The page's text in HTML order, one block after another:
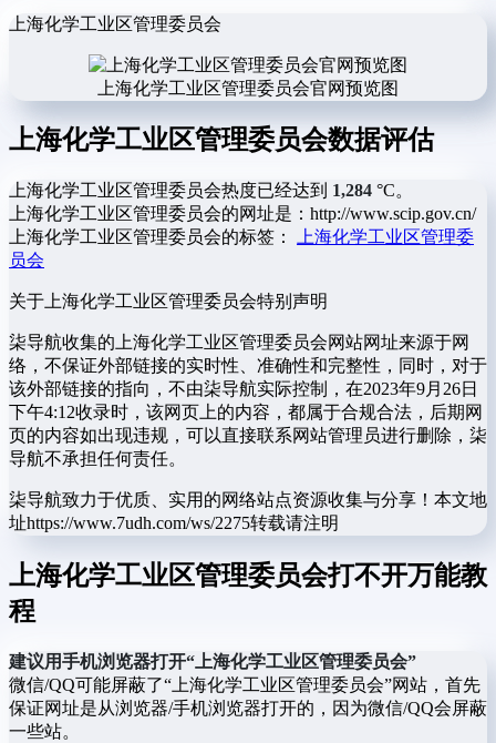
上海化学工业区管理委员会
上海化学工业区管理委员会官网预览图
上海化学工业区管理委员会数据评估
上海化学工业区管理委员会热度已经达到 1,284 °C。
上海化学工业区管理委员会的网址是：http://www.scip.gov.cn/
上海化学工业区管理委员会的标签：
上海化学工业区管理委
员会
关于上海化学工业区管理委员会特别声明
柒导航收集的上海化学工业区管理委员会网站网址来源于网
络，不保证外部链接的实时性、准确性和完整性，同时，对于
该外部链接的指向，不由柒导航实际控制，在2023年9月26日
下午4:12收录时，该网页上的内容，都属于合规合法，后期网
页的内容如出现违规，可以直接联系网站管理员进行删除，柒
导航不承担任何责任。
柒导航致力于优质、实用的网络站点资源收集与分享！ 本文地
址https://www.7udh.com/ws/2275转载请注明
上海化学工业区管理委员会打不开万能教
程
建议用手机浏览器打开“上海化学工业区管理委员会”
微信/QQ可能屏蔽了“上海化学工业区管理委员会”网站，首先
保证网址是从浏览器/手机浏览器打开的，因为微信/QQ会屏蔽
一些站。